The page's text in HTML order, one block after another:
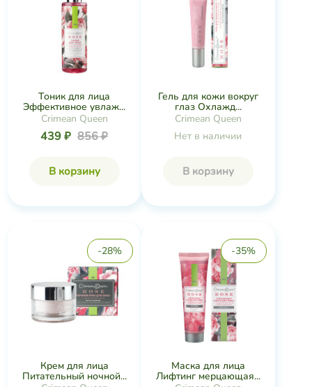
Тоник для лица
Эффективное увлаж...
Crimean Queen
439 ₽ 856 ₽
В корзину
Гель для кожи вокруг
глаз Охлажд...
Crimean Queen
Нет в наличии
В корзину
-28%
Крем для лица
Питательный ночной...
-35%
Маска для лица
Лифтинг мерцающая...